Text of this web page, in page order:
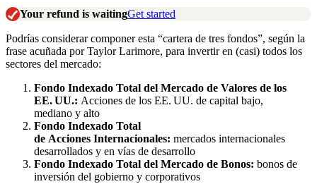
Your refund is waitingGet started
Podrías considerar componer esta “cartera de tres fondos”, según la
frase acuñada por TaylorLarimore, para invertir en (casi) todos los
sectores del mercado:
Fondo Indexado Total del Mercado de Valores de los
EE. UU.: Acciones de los EE. UU. de capital bajo,
mediano y alto
Fondo Indexado Total
de Acciones Internacionales: mercados internacionales
desarrollados y en vías de desarrollo
Fondo Indexado Total del Mercado de Bonos: bonos de
inversión del gobierno y corporativos